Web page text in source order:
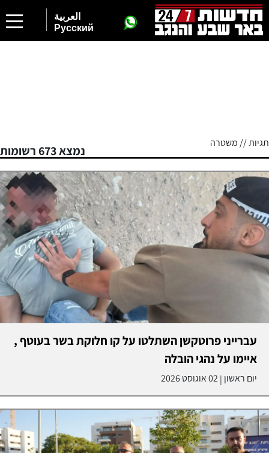
العربية
Русский
תגיות // משטרה
נמצא 673 רשומות
עברייני פרוטקשן השתלטו על קו חלוקת בשר בעוטף ,
איימו על נהגי הובלה
יום ראשון |02 אוגוסט 2026